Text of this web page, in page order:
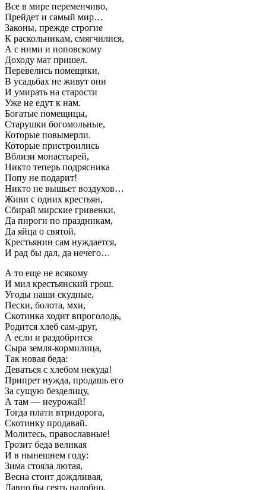
Все в мире переменчиво,
Прейдет и самый мир…
Законы, прежде строгие
К раскольникам, смягчилися,
А с ними и поповскому
Доходу мат пришел.
Перевелись помещики,
В усадьбах не живут они
И умирать на старости
Уже не едут к нам.
Богатые помещицы,
Старушки богомольные,
Которые повымерли.
Которые пристроились
Вблизи монастырей,
Никто теперь подрясника
Попу не подарит!
Никто не вышьет воздухов…
Живи с одних крестьян,
Сбирай мирские гривенки,
Да пироги по праздникам,
Да яйца о святой.
Крестьянин сам нуждается,
И рад бы дал, да нечего…
А то еще не всякому
И мил крестьянский грош.
Угоды наши скудные,
Пески, болота, мхи,
Скотинка ходит впроголодь,
Родится хлеб сам-друг,
А если и раздобрится
Сыра земля-кормилица,
Так новая беда:
Деваться с хлебом некуда!
Припрет нужда, продашь его
За сущую безделицу,
А там — неурожай!
Тогда плати втридорога,
Скотинку продавай.
Молитесь, православные!
Грозит беда великая
И в нынешнем году:
Зима стояла лютая,
Весна стоит дождливая,
Давно бы сеять надобно,